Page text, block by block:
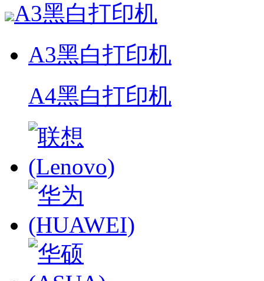
A3黑白打印机
A3黑白打印机
A4黑白打印机